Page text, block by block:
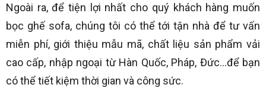
Ngoài ra, để tiện lợi nhất cho quý khách hàng muốn
bọc ghế sofa, chúng tôi có thể tới tận nhà để tư vấn
miễn phí, giới thiệu mẫu mã, chất liệu sản phẩm vải
cao cấp, nhập ngoại từ Hàn Quốc, Pháp, Đức…để bạn
có thể tiết kiệm thời gian và công sức.